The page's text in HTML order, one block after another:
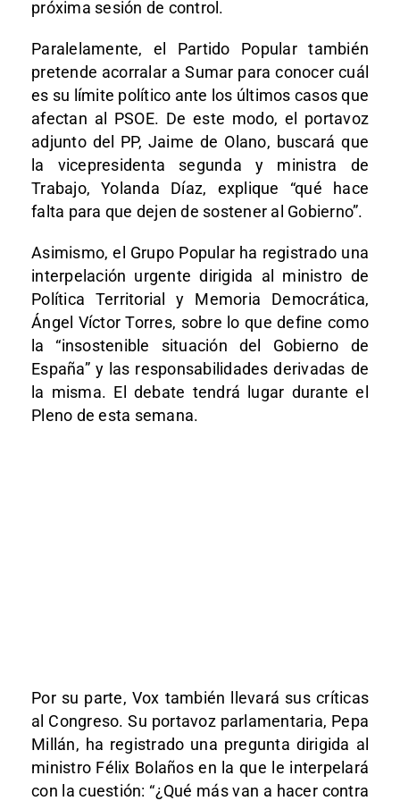
próxima sesión de control.
Paralelamente, el Partido Popular también
pretende acorralar a Sumar para conocer cuál
es su límite político ante los últimos casos que
afectan al PSOE. De este modo, el portavoz
adjunto del PP, Jaime de Olano, buscará que
la vicepresidenta segunda y ministra de
Trabajo, Yolanda Díaz, explique “qué hace
falta para que dejen de sostener al Gobierno”.
Asimismo, el Grupo Popular ha registrado una
interpelación urgente dirigida al ministro de
Política Territorial y Memoria Democrática,
Ángel Víctor Torres, sobre lo que define como
la “insostenible situación del Gobierno de
España” y las responsabilidades derivadas de
la misma. El debate tendrá lugar durante el
Pleno de esta semana.
Por su parte, Vox también llevará sus críticas
al Congreso. Su portavoz parlamentaria, Pepa
Millán, ha registrado una pregunta dirigida al
ministro Félix Bolaños en la que le interpelará
con la cuestión: “¿Qué más van a hacer contra